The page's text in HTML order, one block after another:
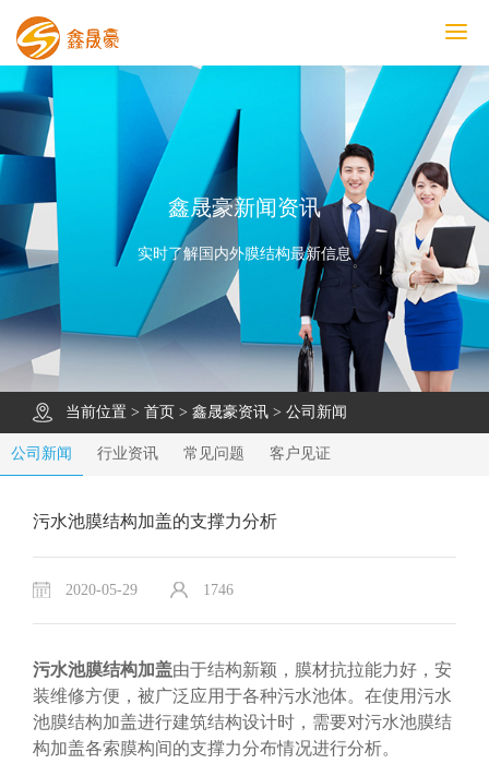
鑫晟豪首页
产品中心
工程案例
膜结构车棚
污水池反吊膜加盖
鑫晟豪资讯
关于鑫晟豪
联系鑫晟豪
鑫晟豪新闻资讯
实时了解国内外膜结构最新信息
当前位置 > 首页 > 鑫晟豪资讯 > 公司新闻
公司新闻 行业资讯 常见问题 客户见证
污水池膜结构加盖的支撑力分析
2020-05-29 1746
污水池膜结构加盖由于结构新颖，膜材抗拉能力好，安
装维修方便，被广泛应用于各种污水池体。在使用污水
池膜结构加盖进行建筑结构设计时，需要对污水池膜结
构加盖各索膜构间的支撑力分布情况进行分析。